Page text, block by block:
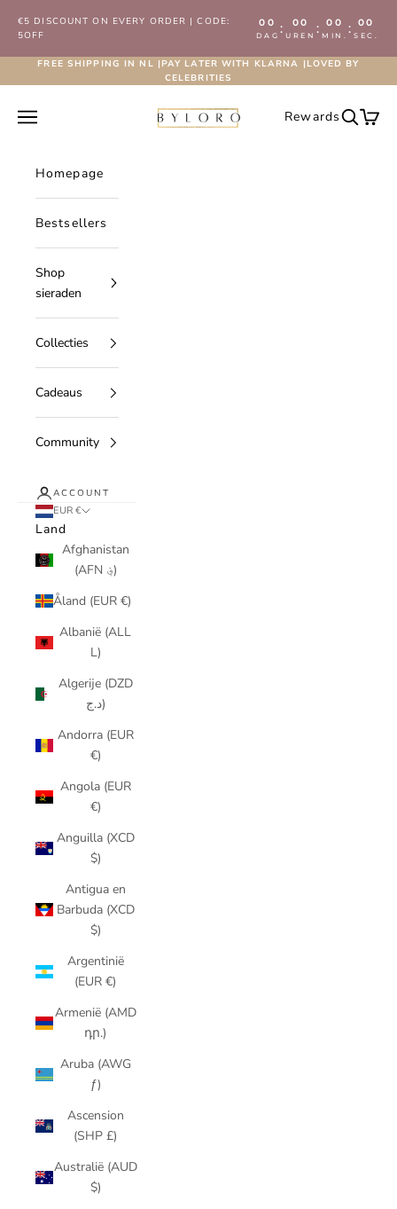
€5 DISCOUNT ON EVERY ORDER | CODE:
5OFF
00
DAG : 00
UREN : 00
MIN. : 00
SEC.
FREE SHIPPING IN NL |PAY LATER WITH KLARNA |LOVED BY
CELEBRITIES
Byloro.com
Navigatiemenu openen RewardsZoeken
Homepage
Bestsellers
Shop
sieraden
Collecties
Cadeaus
Community
ACCOUNT
EUR €
Land
Afghanistan
(AFN ؋)
Åland (EUR €)
Albanië (ALL
L)
Algerije (DZD
د.ج)
Andorra (EUR
€)
Angola (EUR
€)
Anguilla (XCD
$)
Antigua en
Barbuda (XCD
$)
Argentinië
(EUR €)
Armenië (AMD
դր.)
Aruba (AWG
ƒ)
Ascension
(SHP £)
Australië (AUD
$)